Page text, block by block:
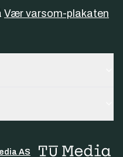
Vær varsom-plakaten
AS